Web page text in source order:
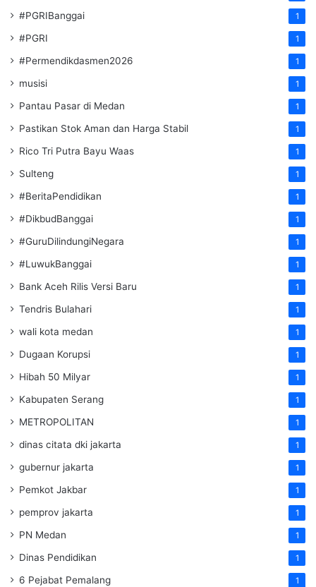
#PGRIBanggai 1
#PGRI 1
#Permendikdasmen2026 1
musisi 1
Pantau Pasar di Medan 1
Pastikan Stok Aman dan Harga Stabil 1
Rico Tri Putra Bayu Waas 1
Sulteng 1
#BeritaPendidikan 1
#DikbudBanggai 1
#GuruDilindungiNegara 1
#LuwukBanggai 1
Bank Aceh Rilis Versi Baru 1
Tendris Bulahari 1
wali kota medan 1
Dugaan Korupsi 1
Hibah 50 Milyar 1
Kabupaten Serang 1
METROPOLITAN 1
dinas citata dki jakarta 1
gubernur jakarta 1
Pemkot Jakbar 1
pemprov jakarta 1
PN Medan 1
Dinas Pendidikan 1
6 Pejabat Pemalang 1